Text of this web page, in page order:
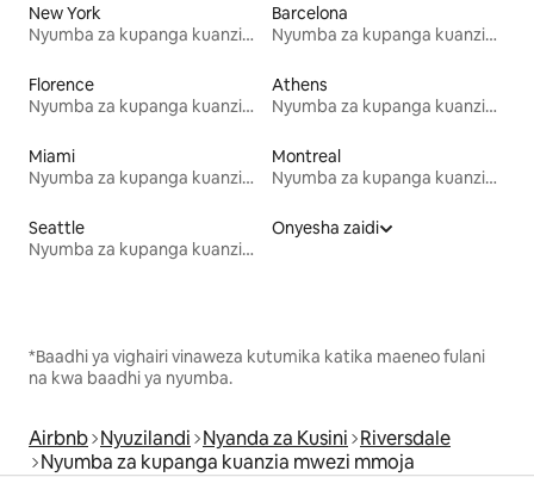
New York
Nyumba za kupanga kuanzia mwezi mmoja
Barcelona
Nyumba za kupanga kuanzia mwezi mmoja
Florence
Nyumba za kupanga kuanzia mwezi mmoja
Athens
Nyumba za kupanga kuanzia mwezi mmoja
Miami
Nyumba za kupanga kuanzia mwezi mmoja
Montreal
Nyumba za kupanga kuanzia mwezi mmoja
Seattle
Nyumba za kupanga kuanzia mwezi mmoja
Onyesha zaidi
*Baadhi ya vighairi vinaweza kutumika katika maeneo fulani
na kwa baadhi ya nyumba.
Airbnb Nyuzilandi Nyanda za Kusini Riversdale
Nyumba za kupanga kuanzia mwezi mmoja